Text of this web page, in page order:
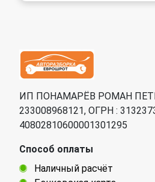
ИП ПОНАМАРЁВ РОМАН
233008968121, ОГРН :
40802810600001301295
Способ оплаты
Наличный расчёт